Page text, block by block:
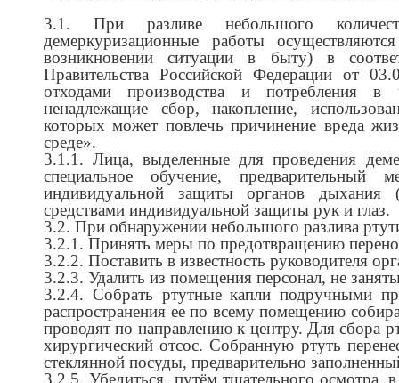
3.1. При разливе небольшого
демеркуризационные работы
возникновении ситуации в быту) в
Правительства Российской Федерации от
отходами производства и потребления в
ненадлежащие сбор, накопление,
которых может повлечь причинение вреда
среде».
3.1.1. Лица, выделенные для проведения
специальное обучение,
индивидуальной защиты органов
средствами индивидуальной защиты рук и глаз.
3.2. При обнаружении небольшого разлива
3.2.1. Принять меры по предотвращению
3.2.2. Поставить в известность руководителя
3.2.3. Удалить из помещения персонал, не
3.2.4. Собрать ртутные капли подручными
распространения ее по всему помещению
проводят по направлению к центру. Для сбора
хирургический отсос. Собранную ртуть
стеклянной посуды, предварительно
3.2.5. Убедиться, путём тщательного осмотра,